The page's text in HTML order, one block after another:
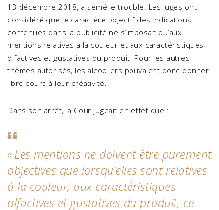
13 décembre 2018, a semé le trouble. Les juges ont
considéré que le caractère objectif des indications
contenues dans la publicité ne s’imposait qu’aux
mentions relatives à la couleur et aux caractéristiques
olfactives et gustatives du produit. Pour les autres
thèmes autorisés, les alcooliers pouvaient donc donner
libre cours à leur créativité.
Dans son arrêt, la Cour jugeait en effet que :
«Les mentions ne doivent être purement
objectives que lorsqu’elles sont relatives
à la couleur, aux caractéristiques
olfactives et gustatives du produit, ce